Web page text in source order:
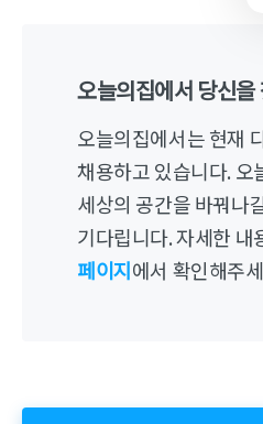
오늘의집에서 당신
오늘의집에서는 현재
채용하고 있습니다. 오
세상의 공간을 바꿔나
기다립니다. 자세한 내
페이지에서 확인해주